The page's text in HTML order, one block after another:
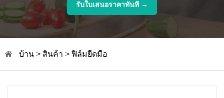
รับใบเสนอราคาทันที →
บ้าน > สินค้า > ฟิล์มยืดมือ